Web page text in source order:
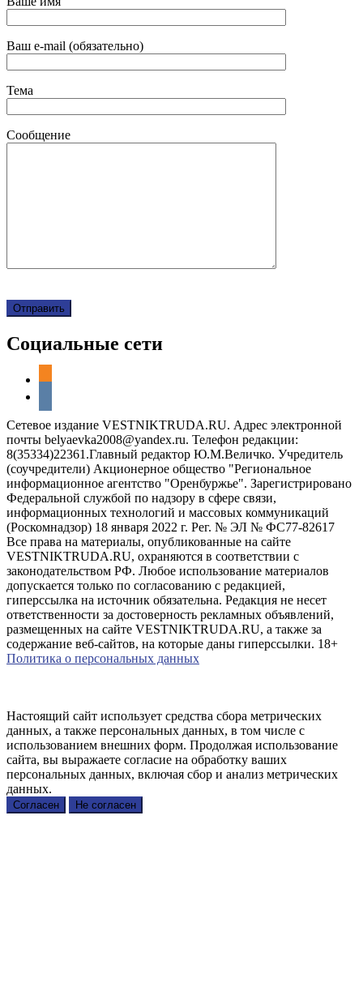
Ваш e-mail (обязательно)
Тема
Сообщение
Социальные сети
Сетевое издание VESTNIKTRUDA.RU. Адрес электронной
почты belyaevka2008@yandex.ru. Телефон редакции:
8(35334)22361.Главный редактор Ю.М.Величко. Учредитель
(соучредители) Акционерное общество "Региональное
информационное агентство "Оренбуржье". Зарегистрировано
Федеральной службой по надзору в сфере связи,
информационных технологий и массовых коммуникаций
(Роскомнадзор) 18 января 2022 г. Рег. № ЭЛ № ФС77-82617
Все права на материалы, опубликованные на сайте
VESTNIKTRUDA.RU, охраняются в соответствии с
законодательством РФ. Любое использование материалов
допускается только по согласованию с редакцией,
гиперссылка на источник обязательна. Редакция не несет
ответственности за достоверность рекламных объявлений,
размещенных на сайте VESTNIKTRUDA.RU, а также за
содержание веб-сайтов, на которые даны гиперссылки. 18+
Политика о персональных данных
Настоящий сайт использует средства сбора метрических
данных, а также персональных данных, в том числе с
использованием внешних форм. Продолжая использование
сайта, вы выражаете согласие на обработку ваших
персональных данных, включая сбор и анализ метрических
данных.
Согласен Не согласен